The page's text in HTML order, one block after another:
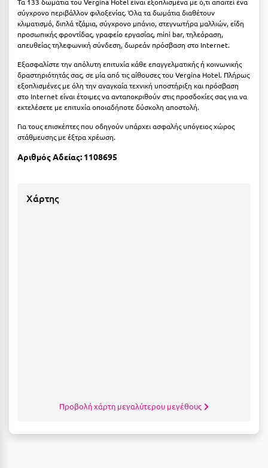
Κοζάνη
Κοκκώνι Κορινθίας
Κομοτηνή
Κόνιτσα
Κόρινθος
Κουρούτα Ηλείας
Κουφονήσια
σύγχρονο περιβάλλον φιλοξενίας. Όλα τα δωμάτια διαθέτουν
κλιματισμό, διπλά τζάμια, σύγχρονο μπάνιο, στεγνωτήρα μαλλιών, είδη
προσωπικής φροντίδας, γραφείο εργασίας, mini bar, τηλεόραση,
απευθείας τηλεφωνική σύνδεση, δωρεάν πρόσβαση στο Internet.
Εξασφαλίστε την απόλυτη επιτυχία κάθε επαγγελματικής ή κοινωνικής
δραστηριότητάς σας, σε μία από τις αίθουσες του Vergina Hotel. Πλήρως
εξοπλισμένες με όλη την αναγκαία τεχνική υποστήριξη και πρόσβαση
στο Internet είναι έτοιμες να ανταποκριθούν στις προσδοκίες σας για να
εκτελέσετε με επιτυχία οποιαδήποτε δύσκολη αποστολή.
Για τους επισκέπτες που οδηγούν υπάρχει ασφαλής υπόγειος χώρος
στάθμευσης με έξτρα χρέωση.
Αριθμός Αδείας: 1108695
Χάρτης
Προβολή χάρτη μεγαλύτερου μεγέθους